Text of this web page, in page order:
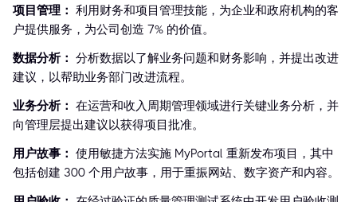
项目管理： 利用财务和项目管理技能，为企业和政府机构的客
户提供服务，为公司创造 7% 的价值。
数据分析： 分析数据以了解业务问题和财务影响，并提出改进
建议，以帮助业务部门改进流程。
业务分析： 在运营和收入周期管理领域进行关键业务分析，并
向管理层提出建议以获得项目批准。
用户故事： 使用敏捷方法实施 MyPortal 重新发布项目，其中
包括创建 300 个用户故事，用于重振网站、数字资产和内容。